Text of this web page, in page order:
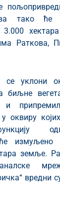
тако ће
Раткова,
се уклони
биљне
и
оквиру
измуљено
земље.
вредни